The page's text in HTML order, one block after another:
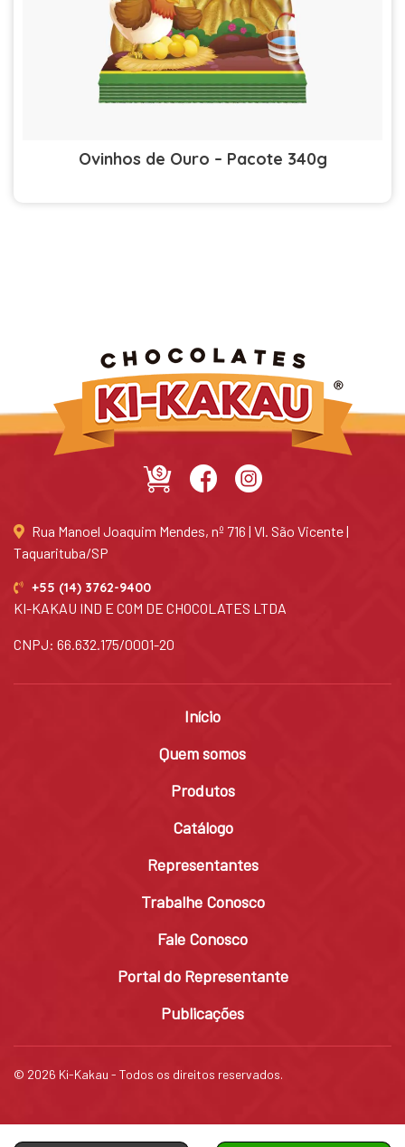
Ovinhos de Ouro – Pacote 340g
Rua Manoel Joaquim Mendes, nº 716 | Vl. São Vicente |
Taquarituba/SP
+55 (14) 3762-9400
KI-KAKAU IND E COM DE CHOCOLATES LTDA
CNPJ: 66.632.175/0001-20
Início
Quem somos
Produtos
Catálogo
Representantes
Trabalhe Conosco
Fale Conosco
Portal do Representante
Publicações
© 2026 Ki-Kakau - Todos os direitos reservados.